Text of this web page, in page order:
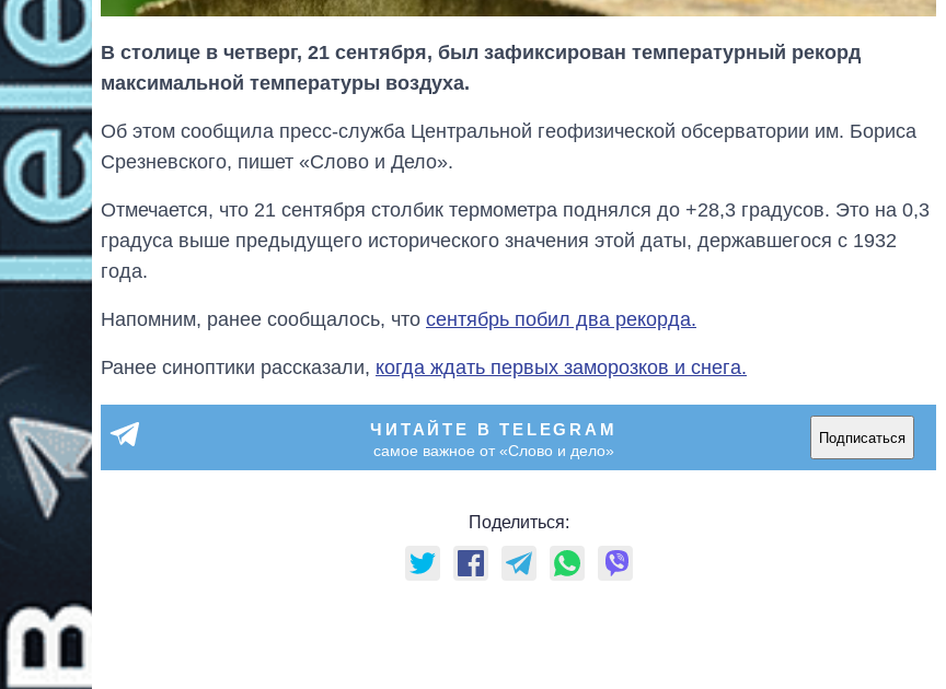
В столице в четверг, 21 сентября, был зафиксирован температурный рекорд
максимальной температуры воздуха.
Об этом сообщила пресс-служба Центральной геофизической обсерватории им. Бориса
Срезневского, пишет «Слово и Дело».
Отмечается, что 21 сентября столбик термометра поднялся до +28,3 градусов. Это на 0,3
градуса выше предыдущего исторического значения этой даты, державшегося с 1932
года.
Напомним, ранее сообщалось, что сентябрь побил два рекорда.
Ранее синоптики рассказали, когда ждать первых заморозков и снега.
ЧИТАЙТЕ В TELEGRAM
самое важное от «Слово и дело»
Подписаться
Поделиться:
Экономика ИИ-
гигантов: сколько
стоят и